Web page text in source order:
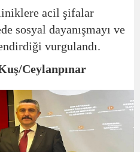
acil şifalar
sosyal dayanışmayı ve
vurgulandı.
Ceylanpınar